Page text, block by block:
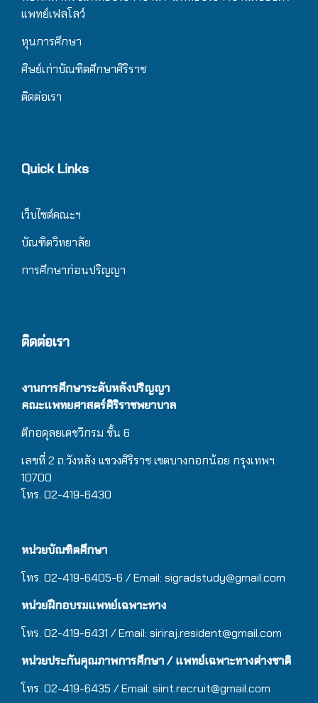
แพทย์เฟลโลว์
ทุนการศึกษา
ศิษย์เก่าบัณฑิตศึกษาศิริราช
ติดต่อเรา
Quick Links
เว็บไซต์คณะฯ
บัณฑิตวิทยาลัย
การศึกษาก่อนปริญญา
ติดต่อเรา
งานการศึกษาระดับหลังปริญญา
คณะแพทยศาสตร์ศิริราชพยาบาล
ตึกอดุลยเดชวิกรม ชั้น 6
เลขที่ 2 ถ.วังหลัง แขวงศิริราช เขตบางกอกน้อย กรุงเทพฯ
10700
โทร. 02-419-6430
หน่วยบัณฑิตศึกษา
โทร. 02-419-6405-6 / Email: sigradstudy@gmail.com
หน่วยฝึกอบรมแพทย์เฉพาะทาง
โทร. 02-419-6431 / Email: siriraj.resident@gmail.com
หน่วยประกันคุณภาพการศึกษา / แพทย์เฉพาะทางต่างชาติ
โทร. 02-419-6435 / Email: siint.recruit@gmail.com